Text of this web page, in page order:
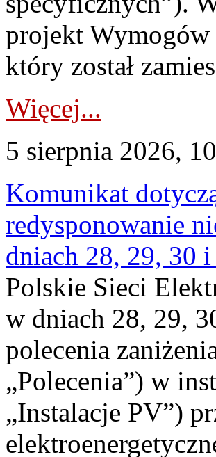
projekt
który został
Więcej...
5 sierpnia 2026,
Komunikat
redysponowanie
dniach 28, 29, 30
Polskie Sieci
w dniach 28, 29,
polecenia
„Polecenia”) w
„Instalacje PV”)